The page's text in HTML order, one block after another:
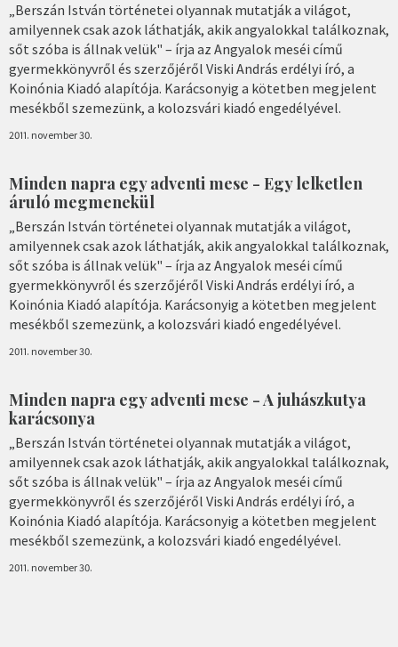
„Berszán István történetei olyannak mutatják a világot,
amilyennek csak azok láthatják, akik angyalokkal találkoznak,
sőt szóba is állnak velük" – írja az Angyalok meséi című
gyermekkönyvről és szerzőjéről Viski András erdélyi író, a
Koinónia Kiadó alapítója. Karácsonyig a kötetben megjelent
mesékből szemezünk, a kolozsvári kiadó engedélyével.
2011. november 30.
Minden napra egy adventi mese - Egy lelketlen
áruló megmenekül
„Berszán István történetei olyannak mutatják a világot,
amilyennek csak azok láthatják, akik angyalokkal találkoznak,
sőt szóba is állnak velük" – írja az Angyalok meséi című
gyermekkönyvről és szerzőjéről Viski András erdélyi író, a
Koinónia Kiadó alapítója. Karácsonyig a kötetben megjelent
mesékből szemezünk, a kolozsvári kiadó engedélyével.
2011. november 30.
Minden napra egy adventi mese - A juhászkutya
karácsonya
„Berszán István történetei olyannak mutatják a világot,
amilyennek csak azok láthatják, akik angyalokkal találkoznak,
sőt szóba is állnak velük" – írja az Angyalok meséi című
gyermekkönyvről és szerzőjéről Viski András erdélyi író, a
Koinónia Kiadó alapítója. Karácsonyig a kötetben megjelent
mesékből szemezünk, a kolozsvári kiadó engedélyével.
2011. november 30.